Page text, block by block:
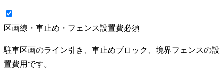
区画線・車止め・フェンス設置費必須
駐車区画のライン引き、車止めブロック、境界フェンスの設
置費用です。